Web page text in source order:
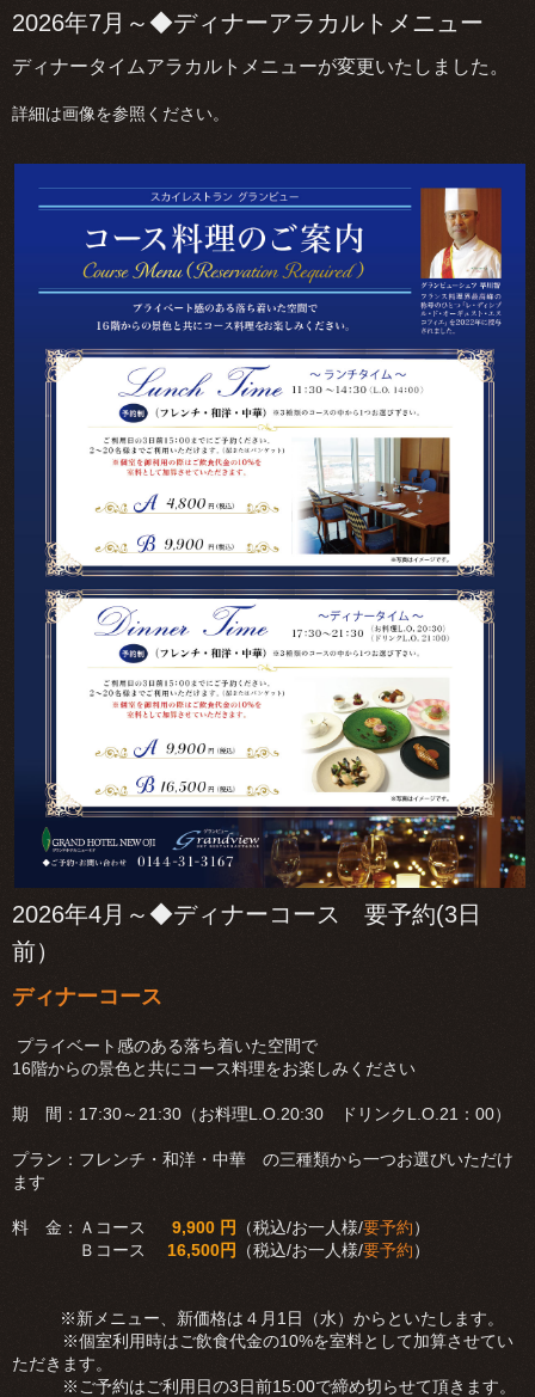
2026年7月～◆ディナーアラカルトメニュー
ディナータイムアラカルトメニューが変更いたしました。
詳細は画像を参照ください。
2026年4月～◆ディナーコース 要予約(3日
前）
ディナーコース
プライベート感のある落ち着いた空間で
16階からの景色と共にコース料理をお楽しみください
期 間：17:30～21:30（お料理L.O.20:30 ドリンクL.O.21：00）
プラン：フレンチ・和洋・中華 の三種類から一つお選びいただけ
ます
料 金：Ａコース 9,900 円 （税込/お一人様/要予約）
Ｂコース 16,500円 （税込/お一人様/要予約）
※新メニュー、新価格は４月1日（水）からといたします。
※個室利用時はご飲食代金の10%を室料として加算させてい
ただきます。
※ご予約はご利用日の3日前15:00で締め切らせて頂きます。